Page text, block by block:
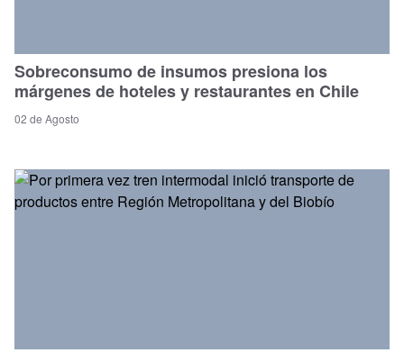
Sobreconsumo de insumos presiona los
márgenes de hoteles y restaurantes en Chile
02 de Agosto